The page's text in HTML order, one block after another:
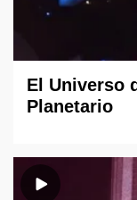
El Universo
Planetario